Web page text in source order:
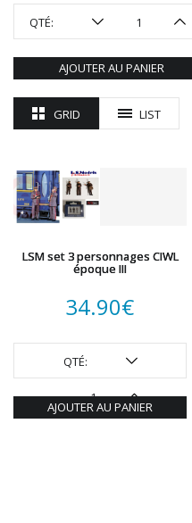
PIKO
PN SUD MODELISME
PREISER
PRINCE AUGUST
RÉGIONS ET COMPAGNIES
ROCO
ROTOMAGUS
SAI
TORTOISE
Trains-O-Matic
TRIX
VIESSMANN
WIKING
QTÉ:
AJOUTER AU PANIER
GRID LIST
LSM set 3 personnages CIWL
époque III
34.90€
QTÉ:
AJOUTER AU PANIER